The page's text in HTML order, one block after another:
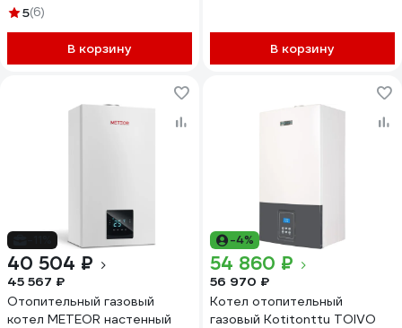
5(6)
В корзину В корзину
40 504 ₽
45 567 ₽
Отопительный газовый
котел METEOR настенный
-4%
54 860 ₽
56 970 ₽
Котел отопительный
газовый Kotitonttu TOIVO